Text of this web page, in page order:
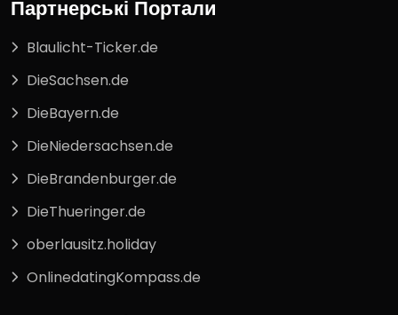
Партнерські Портали
Blaulicht-Ticker.de
DieSachsen.de
DieBayern.de
DieNiedersachsen.de
DieBrandenburger.de
DieThueringer.de
oberlausitz.holiday
OnlinedatingKompass.de